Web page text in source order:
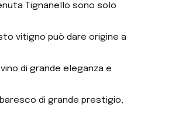
Tignanello sono solo
vitigno può dare origine a
di grande eleganza e
di grande prestigio,